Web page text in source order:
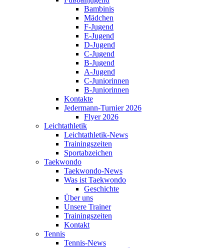
Bambinis
Mädchen
F-Jugend
E-Jugend
D-Jugend
C-Jugend
B-Jugend
A-Jugend
C-Juniorinnen
B-Juniorinnen
Kontakte
Jedermann-Turnier 2026
Flyer 2026
Leichtathletik
Leichtathletik-News
Trainingszeiten
Sportabzeichen
Taekwondo
Taekwondo-News
Was ist Taekwondo
Geschichte
Über uns
Unsere Trainer
Trainingszeiten
Kontakt
Tennis
Tennis-News